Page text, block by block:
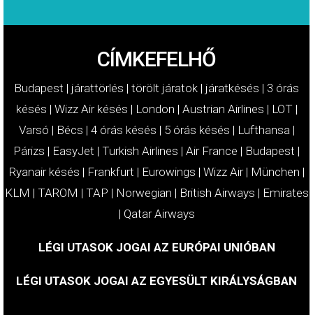
CÍMKEFELHŐ
Budapest | járattörlés | törölt járatok | járatkésés | 3 órás
késés | Wizz Air késés | London | Austrian Airlines | LOT|
Varsó | Bécs | 4 órás késés | 5 órás késés | Lufthansa |
Párizs | EasyJet | Turkish Airlines | Air France | Budapest |
Ryanair késés | Frankfurt | Eurowings | Wizz Air| München |
KLM | TAROM | TAP | Norwegian | British Airways | Emirates
| Qatar Airways
LÉGI UTASOK JOGAI AZ EURÓPAI UNIÓBAN
LÉGI UTASOK JOGAI AZ EGYESÜLT KIRÁLYSÁGBAN